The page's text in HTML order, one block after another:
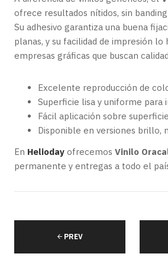
ofrece resultados nítidos, sin
Su adhesivo garantiza una buena
planas, y su facilidad de impresión lo
empresas gráficas que buscan
Excelente reproducción de
Superficie lisa y uniforme para
Fácil aplicación sobre
Disponible en versiones brillo,
En Helioday ofrecemos Vinilo
permanente y entregas a todo el
PREV